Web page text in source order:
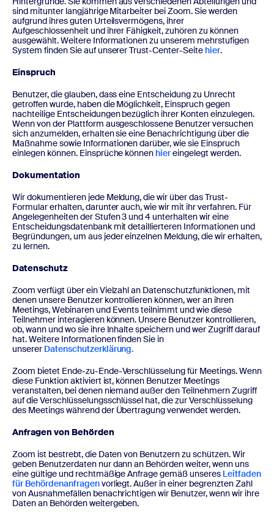
sind mitunter langjährige Mitarbeiter bei Zoom. Sie werden
aufgrund ihres guten Urteilsvermögens, ihrer
Aufgeschlossenheit und ihrer Fähigkeit, zuhören zu können
ausgewählt. Weitere Informationen zu unserem mehrstufigen
System finden Sie auf unserer Trust-Center-Seite hier.
Einspruch
Benutzer, die glauben, dass eine Entscheidung zu Unrecht
getroffen wurde, haben die Möglichkeit, Einspruch gegen
nachteilige Entscheidungen bezüglich ihrer Konten einzulegen.
Wenn von der Plattform ausgeschlossene Benutzer versuchen
sich anzumelden, erhalten sie eine Benachrichtigung über die
Maßnahme sowie Informationen darüber, wie sie Einspruch
einlegen können. Einsprüche können hiereingelegt werden.
Dokumentation
Wir dokumentieren jede Meldung, die wir über das Trust-
Formular erhalten, darunter auch, wie wir mit ihr verfahren. Für
Angelegenheiten der Stufen 3 und 4 unterhalten wir eine
Entscheidungsdatenbank mit detaillierteren Informationen und
Begründungen, um aus jeder einzelnen Meldung, die wir erhalten,
zu lernen.
Datenschutz
Zoom verfügt über ein Vielzahl an Datenschutzfunktionen, mit
denen unsere Benutzer kontrollieren können, wer an ihren
Meetings, Webinaren und Events teilnimmt und wie diese
Teilnehmer interagieren können. Unsere Benutzer kontrollieren,
ob, wann und wo sie ihre Inhalte speichern und wer Zugriff darauf
hat. Weitere Informationen finden Sie in
unserer Datenschutzerklärung.
Zoom bietet Ende-zu-Ende-Verschlüsselung für Meetings. Wenn
diese Funktion aktiviert ist, können Benutzer Meetings
veranstalten, bei denen niemand außer den Teilnehmern Zugriff
auf die Verschlüsselungsschlüssel hat, die zur Verschlüsselung
des Meetings während der Übertragung verwendet werden.
Anfragen von Behörden
Zoom ist bestrebt, die Daten von Benutzern zu schützen. Wir
geben Benutzerdaten nur dann an Behörden weiter, wenn uns
eine gültige und rechtmäßige Anfrage gemäß unseres Leitfaden
für Behördenanfragenvorliegt. Außer in einer begrenzten Zahl
von Ausnahmefällen benachrichtigen wir Benutzer, wenn wir ihre
Daten an Behörden weitergeben.